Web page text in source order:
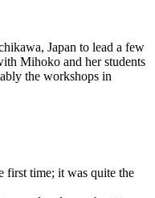
Japan to lead a few
Mihoko and her students
the workshops in
first time; it was quite the